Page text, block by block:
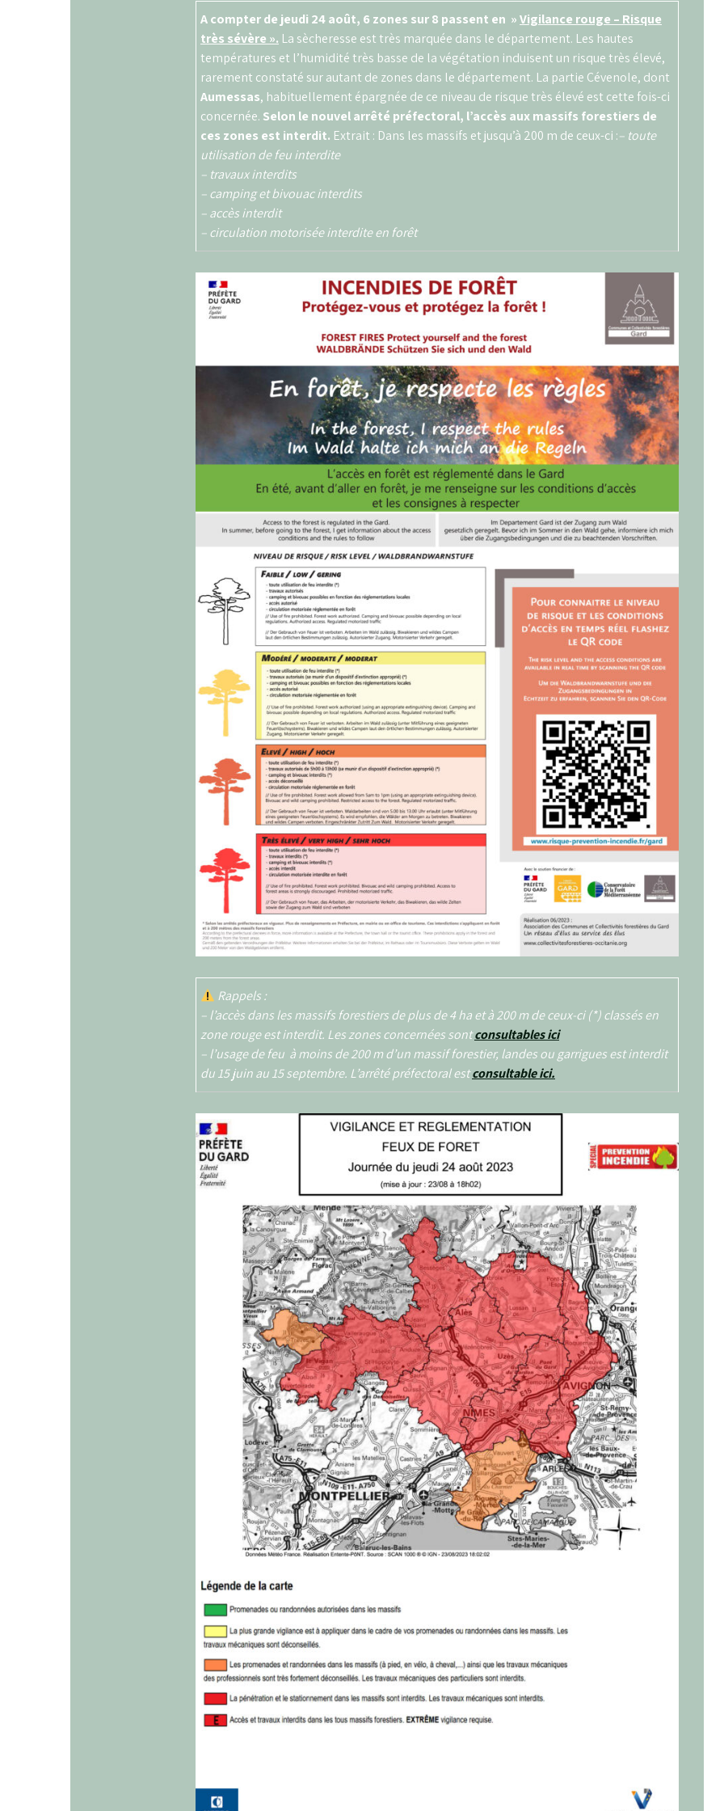
A compter de jeudi 24 août, 6 zones sur 8 passent en »Vigilance rouge – Risque
très sévère ». La sècheresse est très marquée dans le département. Les hautes
températures et l’humidité très basse de la végétation induisent un risque très élevé,
rarement constaté sur autant de zones dans le département. La partie Cévenole, dont
Aumessas, habituellement épargnée de ce niveau de risque très élevé est cette fois-ci
concernée. Selon le nouvel arrêté préfectoral, l’accès aux massifs forestiers de
ces zones est interdit. Extrait : Dans les massifs et jusqu’à 200 m de ceux-ci :– toute
utilisation de feu interdite
– travaux interdits
– camping et bivouac interdits
– accès interdit
– circulation motorisée interdite en forêt
Rappels :
– l’accès dans les massifs forestiers de plus de 4 ha et à 200 m de ceux-ci (*) classés en
zone rouge est interdit. Les zones concernées sontconsultables ici
– l’usage de feu à moins de 200 m d’un massif forestier, landes ou garrigues est interdit
du 15 juin au 15 septembre. L’arrêté préfectoral estconsultable ici.